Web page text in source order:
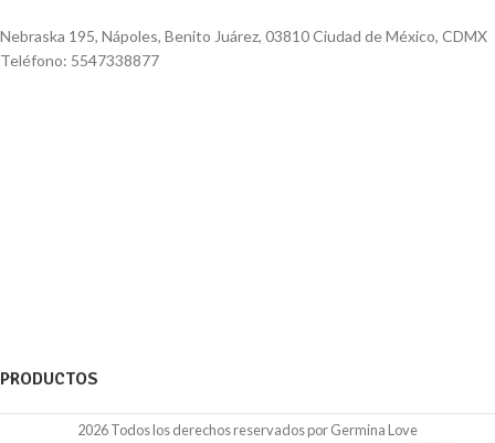
Nebraska 195, Nápoles, Benito Juárez, 03810 Ciudad de México, CDMX
Teléfono: 5547338877
PRODUCTOS
2026 Todos los derechos reservados por Germina Love